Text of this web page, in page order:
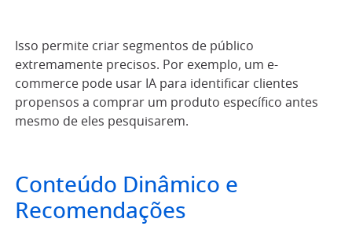
Isso permite criar segmentos de público
extremamente precisos. Por exemplo, um e-
commerce pode usar IA para identificar clientes
propensos a comprar um produto específico antes
mesmo de eles pesquisarem.
Conteúdo Dinâmico e
Recomendações